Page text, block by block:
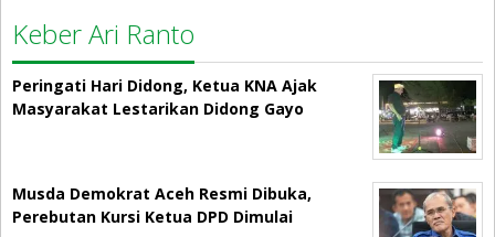
Keber Ari Ranto
Peringati Hari Didong, Ketua KNA Ajak
Masyarakat Lestarikan Didong Gayo
Musda Demokrat Aceh Resmi Dibuka,
Perebutan Kursi Ketua DPD Dimulai